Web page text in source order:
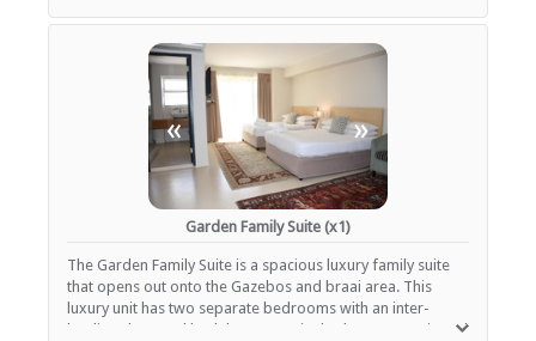
Sicherheit (Alarmanlage)
Rauchen: Nicht drinnen
Schwimmbad
ESSEN UND TRINKEN
Bar (voll lizenziert)
Kostenloser Tee / Kaffee
INTERNET
« »
Garden Family Suite (x1)
The Garden Family Suite is a spacious luxury family suite
that opens out onto the Gazebos and braai area. This
luxury unit has two separate bedrooms with an inter-
leading door and both have en-suite bathrooms equipped